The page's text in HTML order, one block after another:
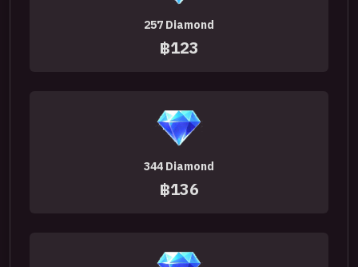
257 Diamond
฿123
344 Diamond
฿136